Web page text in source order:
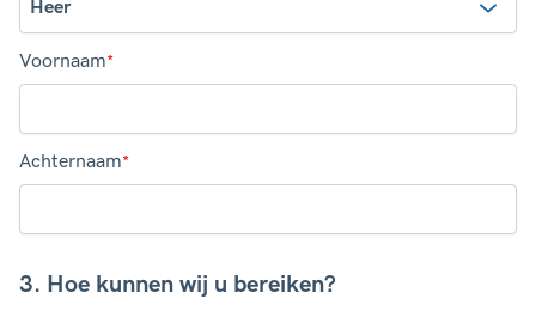
Voornaam*
Achternaam*
3. Hoe kunnen wij u bereiken?